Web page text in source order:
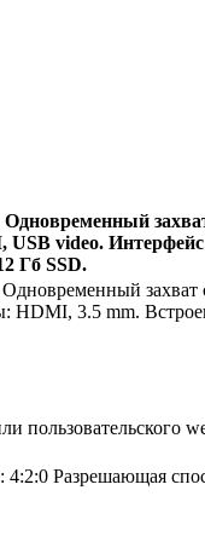
USB video.
Гб SSD.
3.5 mm.
пользовательского
Разрешающая